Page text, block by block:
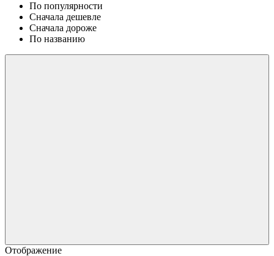
По популярности
Сначала дешевле
Сначала дороже
По названию
Отображение